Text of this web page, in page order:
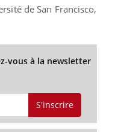
de San Francisco,
vous à la newsletter
S'inscrire